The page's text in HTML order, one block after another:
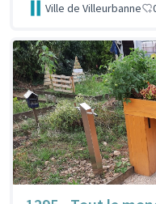
Ville de Villeurbanne